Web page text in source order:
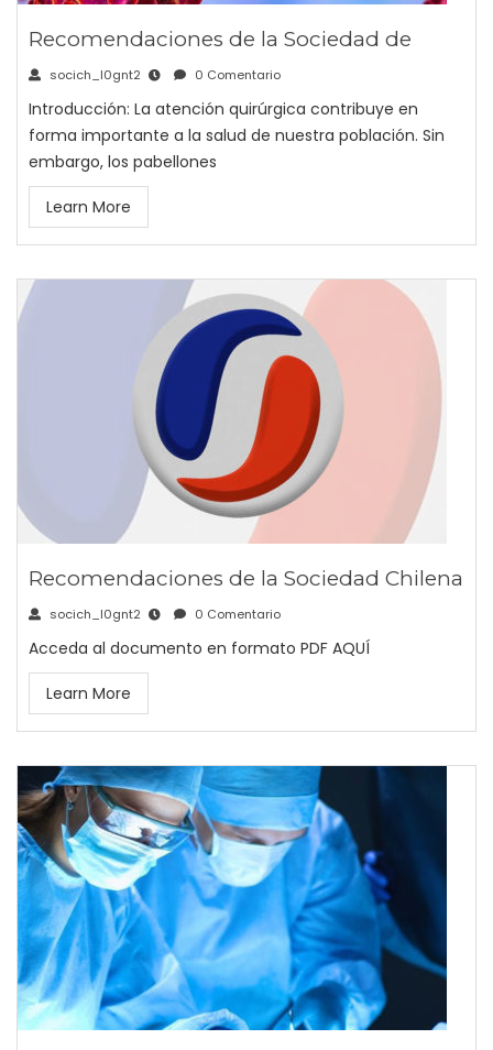
Recomendaciones de la Sociedad de
socich_l0gnt2 0 Comentario
Introducción: La atención quirúrgica contribuye en
forma importante a la salud de nuestra población. Sin
embargo, los pabellones
Learn More
Recomendaciones de la Sociedad Chilena
socich_l0gnt2 0 Comentario
Acceda al documento en formato PDF AQUÍ
Learn More